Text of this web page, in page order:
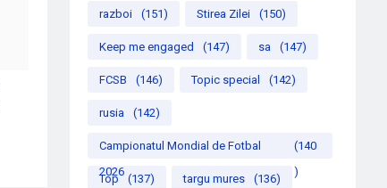
razboi (151) Stirea Zilei (150)
Keep me engaged (147) sa (147)
FCSB (146) Topic special (142)
rusia (142)
Campionatul Mondial de Fotbal
2026
(140
)
Top (137) targu mures (136)